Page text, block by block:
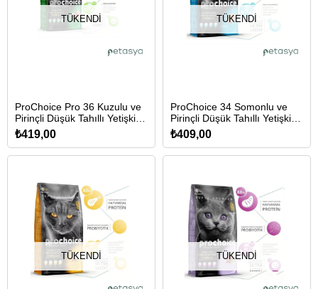
TÜKENDI
ProChoice Pro 36 Kuzulu ve
Pirinçli Düşük Tahıllı Yetişkin
Kedi Maması 2 Kg
₺419,00
TÜKENDI
ProChoice 34 Somonlu ve
Pirinçli Düşük Tahıllı Yetişkin
Kedi Maması 2 Kg
₺409,00
TÜKENDI TÜKENDI